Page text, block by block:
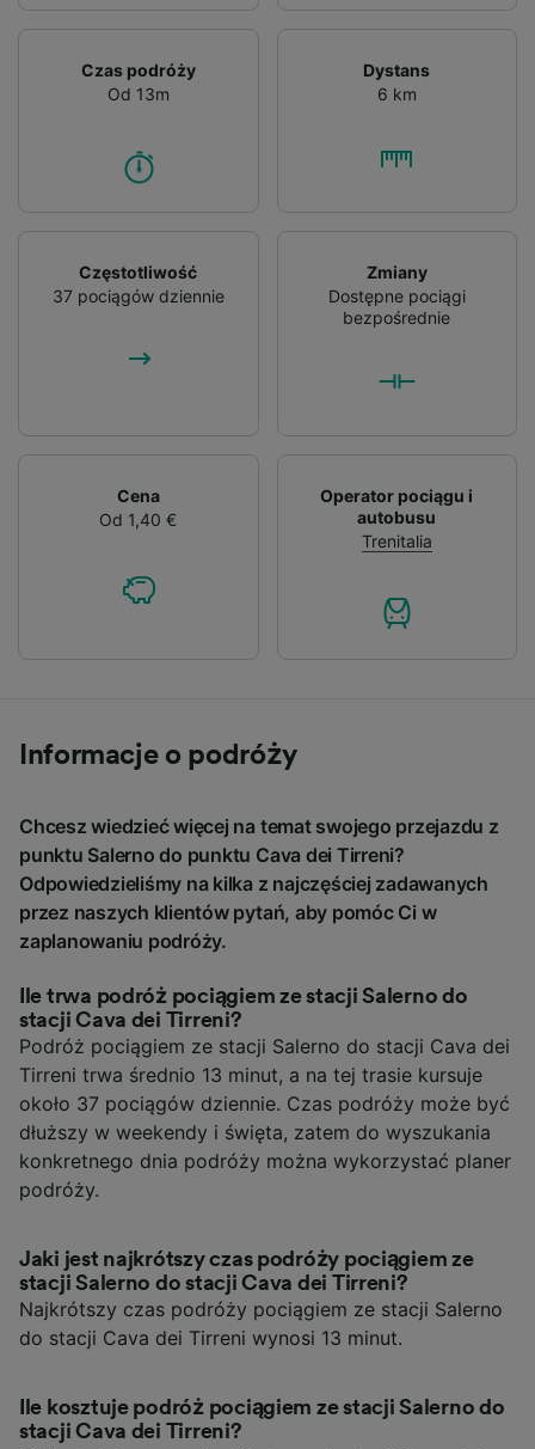
Czas podróży
Od 13m
Dystans
6 km
Częstotliwość
37 pociągów dziennie
Zmiany
Dostępne pociągi
bezpośrednie
Cena
Od 1,40 €
Operator pociągu i
autobusu
Trenitalia
Informacje o podróży
Chcesz wiedzieć więcej na temat swojego przejazdu z
punktu Salerno do punktu Cava dei Tirreni?
Odpowiedzieliśmy na kilka z najczęściej zadawanych
przez naszych klientów pytań, aby pomóc Ci w
zaplanowaniu podróży.
Ile trwa podróż pociągiem ze stacji Salerno do
stacji Cava dei Tirreni?
Podróż pociągiem ze stacji Salerno do stacji Cava dei
Tirreni trwa średnio 13 minut, a na tej trasie kursuje
około 37 pociągów dziennie. Czas podróży może być
dłuższy w weekendy i święta, zatem do wyszukania
konkretnego dnia podróży można wykorzystać planer
podróży.
Jaki jest najkrótszy czas podróży pociągiem ze
stacji Salerno do stacji Cava dei Tirreni?
Najkrótszy czas podróży pociągiem ze stacji Salerno
do stacji Cava dei Tirreni wynosi 13 minut.
Ile kosztuje podróż pociągiem ze stacji Salerno do
stacji Cava dei Tirreni?